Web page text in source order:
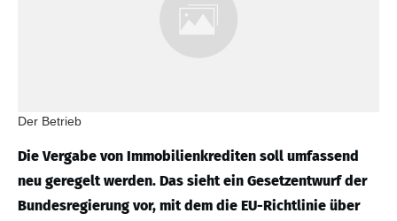
Der Betrieb
Die Vergabe von Immobilienkrediten soll umfassend
neu geregelt werden. Das sieht ein Gesetzentwurf der
Bundesregierung vor, mit dem die EU-Richtlinie über